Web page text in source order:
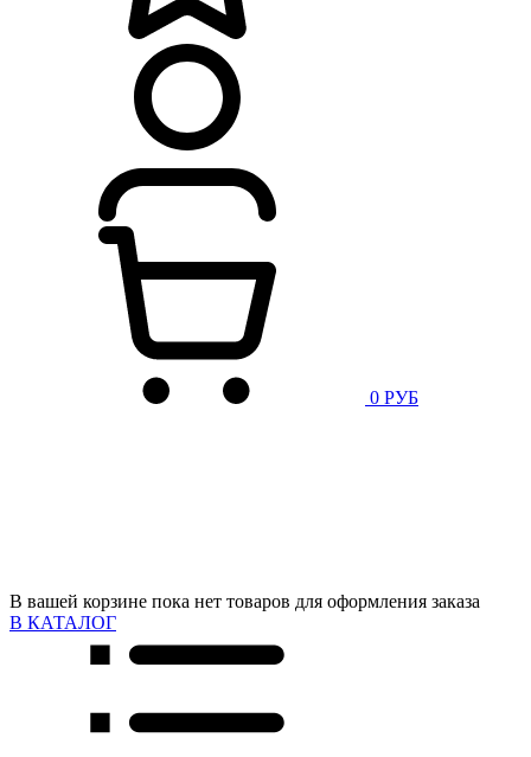
0 РУБ
В вашей корзине пока нет товаров для оформления заказа
В КАТАЛОГ